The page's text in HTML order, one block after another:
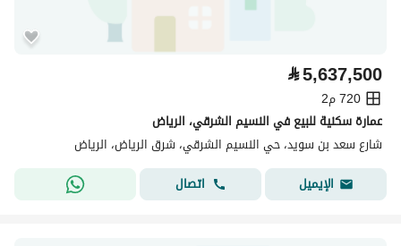
⃁5,637,500
720 م2
عمارة سكنية للبيع في النسيم الشرقي، الرياض
شارع سعد بن سويد، حي النسيم الشرقي، شرق الرياض، الرياض
الإيميل
اتصال